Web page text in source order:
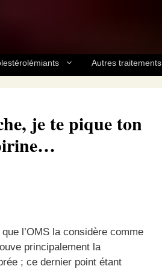
Autres traitements
je te pique ton
l’OMS la considère comme
principalement la
; ce dernier point étant